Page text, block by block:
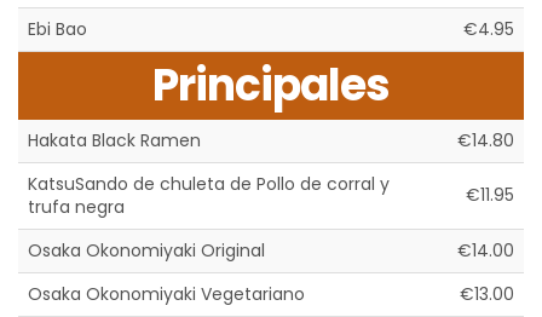
Ebi Bao
€4.95
Principales
Hakata Black Ramen
€14.80
KatsuSando de chuleta de Pollo de corral y
trufa negra
€11.95
Osaka Okonomiyaki Original
€14.00
Osaka Okonomiyaki Vegetariano
€13.00